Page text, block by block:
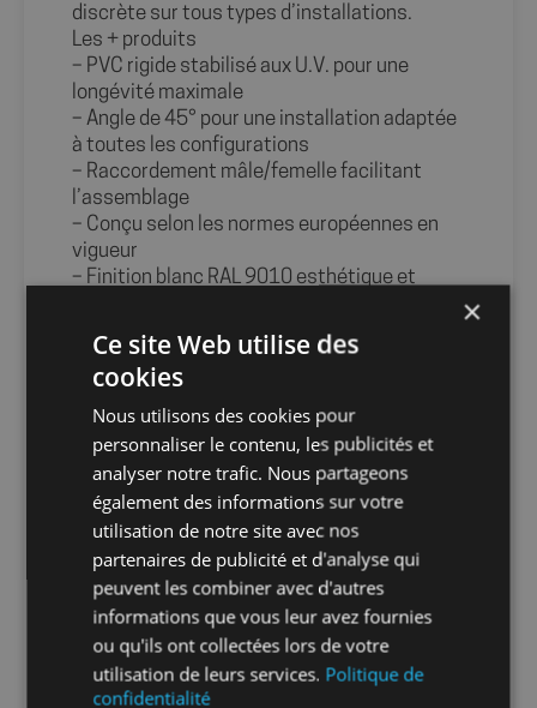
discrète sur tous types d’installations.
Les + produits
– PVC rigide stabilisé aux U.V. pour une
longévité maximale
– Angle de 45° pour une installation adaptée
à toutes les configurations
– Raccordement mâle/femelle facilitant
l’assemblage
– Conçu selon les normes européennes en
vigueur
– Finition blanc RAL 9010 esthétique et
Caractéristiques
– Marque : Fitt
– Matière : PVC
– Couleur : Blanc RAL 9010
– Angle : 45°
– Diamètre : Ø80
– Type de pose : Mâle – Femelle
Info-tri PRODUITS PMCB :
Info-tri EMBALLAGE :
×
Ce site Web utilise des
cookies
Nous utilisons des cookies pour
personnaliser le contenu, les publicités et
analyser notre trafic. Nous partageons
également des informations sur votre
utilisation de notre site avec nos
partenaires de publicité et d'analyse qui
peuvent les combiner avec d'autres
informations que vous leur avez fournies
ou qu'ils ont collectées lors de votre
utilisation de leurs services. Politique de
confidentialité